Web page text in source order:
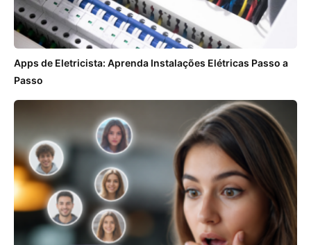
Apps de Eletricista: Aprenda Instalações Elétricas Passo a
Passo